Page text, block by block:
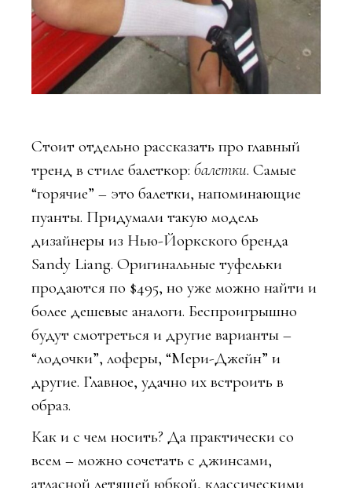
Стоит отдельно рассказать про главный
тренд в стиле балеткор:балетки. Самые
“горячие” – это балетки, напоминающие
пуанты. Придумали такую модель
дизайнеры из Нью-Йоркского бренда
Sandy Liang. Оригинальные туфельки
продаются по $495, но уже можно найти и
более дешевые аналоги. Беспроигрышно
будут смотреться и другие варианты –
“лодочки”, лоферы, “Мери-Джейн” и
другие. Главное, удачно их встроить в
образ.
Как и с чем носить? Да практически со
всем – можно сочетать с джинсами,
атласной летящей юбкой, классическими